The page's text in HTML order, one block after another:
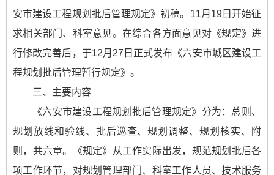
安市建设工程规划批后管理规定》初稿。11月19日开始征
求相关部门、科室意见。在综合各方面意见对《规定》进
行修改完善后，于12月27日正式发布《六安市城区建设工
程规划批后管理暂行规定》。
三、主要内容
《六安市建设工程规划批后管理规定》分为：总则、
规划放线和验线、批后巡查、规划调整、规划核实、附
则，共六章。《规定》从工作实际出发，规范规划批后各
项工作环节，对规划管理部门、科室工作人员、技术服务